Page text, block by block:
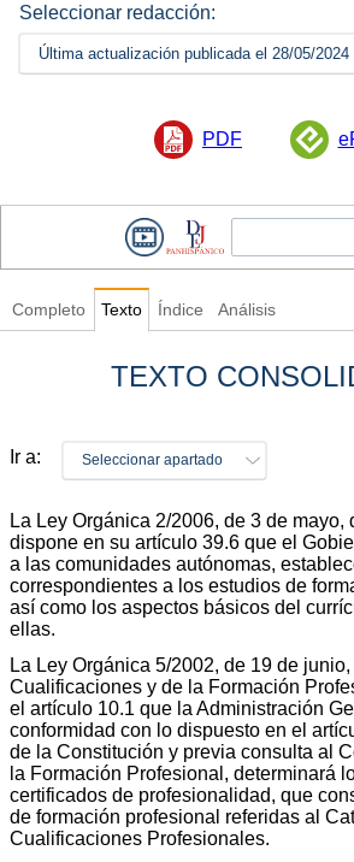
Seleccionar redacción:
Última actualización publicada el 28/05/2024
PDF
Completo Texto Índice Análisis
TEXTO
Ir a: Seleccionar apartado
La Ley Orgánica 2/2006, de 3 de mayo,
dispone en su artículo 39.6 que el
a las comunidades autónomas,
correspondientes a los estudios de
así como los aspectos básicos del
ellas.
La Ley Orgánica 5/2002, de 19 de
Cualificaciones y de la Formación
el artículo 10.1 que la Administración
conformidad con lo dispuesto en el
de la Constitución y previa consulta al
la Formación Profesional, determinará
certificados de profesionalidad, que
de formación profesional referidas al
Cualificaciones Profesionales.